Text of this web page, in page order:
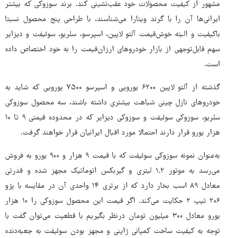
مشهور از کیفیت محصولات خود عقب‌نشینی کند. برند سوزوکی که بیشتر
ایرانی‌ها آن را با گرند ویتارا می‌شناسند، با طراحی پنج محصول نسبتا
باکیفیت و البته خوش‌قیمت آلتو لاپین، اسپرسو، سلریو، سوئیفت و دیزایر
سهم قابل‌توجهی از بازار خودروهای ارزان‌قیمت را به خود اختصاص داده
است.
گذشته از آلتو لاپین ۶۲۰۰ یورویی و اسپرسو ۷۵۰۰ یورویی که شاید به
خودروهای نازل چینی شباهت بیشتری داشته باشند، سه محصول سوزوکی
سلریو، سوزوکی سوئیفت و سوزوکی دیزایر که در محدوده قیمتی ۹ تا ۱۰
هزار یورو قرار دارند احتمالا مورد اقبال ایرانیان قرار خواهند گرفت.
به‌عنوان نمونه سوزوکی سوئیفت که با قیمت ۹ هزار و ۹۰۰ یورو به فروش
می‌رسد به موتور ۱.۲ لیتری و گیربکس اتوماتیک مجهز شده و قدرتی
معادل ۸۹ اسب بخار دارد که از برتری ۱۴ واحدی آن در مقایسه با پژو
۲۰۶ تیپ ۲ حکایت می‌کند. اگر قیمت این محصول سوزوکی را ۱۰ هزار
یورو معادل ۳۰۰ میلیون تومان درنظر بگیریم با قطعیت می‌توان گفت با
توجه به کیفیت ساخت کمپانی ژاپنی و مجهز بودن سوئیفت به جعبه‌دنده